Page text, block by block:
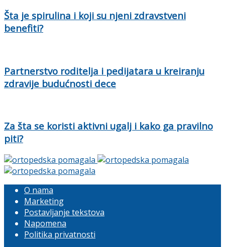
Šta je spirulina i koji su njeni zdravstveni
benefiti?
Partnerstvo roditelja i pedijatara u kreiranju
zdravije budućnosti dece
Za šta se koristi aktivni ugalj i kako ga pravilno
piti?
O nama
Marketing
Postavljanje tekstova
Napomena
Politika privatnosti